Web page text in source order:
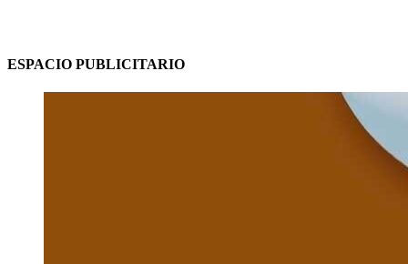
ESPACIO PUBLICITARIO